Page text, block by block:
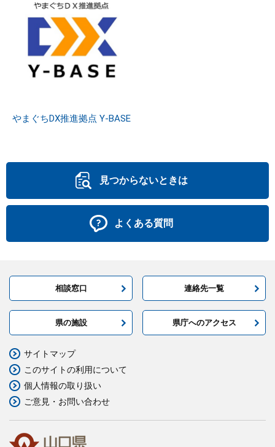
やまぐちDX推進拠点 Y-BASE
見つからないときは
よくある質問
相談窓口 連絡先一覧
県の施設 県庁へのアクセス
サイトマップ
このサイトの利用について
個人情報の取り扱い
ご意見・お問い合わせ